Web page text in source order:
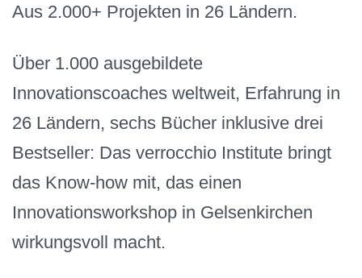
Aus 2.000+ Projekten in 26 Ländern.
Über 1.000 ausgebildete
Innovationscoaches weltweit, Erfahrung in
26 Ländern, sechs Bücher inklusive drei
Bestseller: Das verrocchio Institute bringt
das Know-how mit, das einen
Innovationsworkshop in Gelsenkirchen
wirkungsvoll macht.